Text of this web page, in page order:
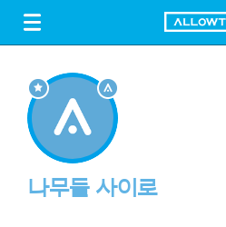
FREE DOWNLOAD
나무들 사이로